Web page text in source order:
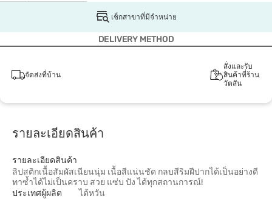
เช็กสาขาที่มีจำหน่าย
DELIVERY METHOD
จัดส่งที่บ้าน
สั่งและรับ
สินค้าที่ร้าน
วัตสัน
รายละเอียดสินค้า
รายละเอียดสินค้า
ลิปสติกเนื้อสัมผัสเนียนนุ่ม เนื้อสีแน่นชัด กลบสีริมฝีปากได้เป็นอย่างดี
ทาซ้ำได้ไม่เป็นคราบ สวย แซ่บ ปัง ได้ทุกสถานการณ์!
ประเทศผู้ผลิต
ไต้หวัน